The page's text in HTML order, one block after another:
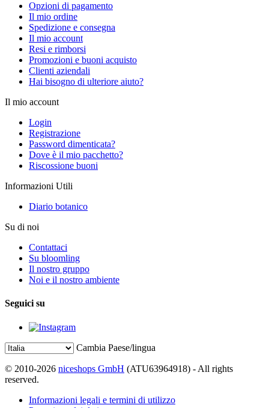
Opzioni di pagamento
Il mio ordine
Spedizione e consegna
Il mio account
Resi e rimborsi
Promozioni e buoni acquisto
Clienti aziendali
Hai bisogno di ulteriore aiuto?
Il mio account
Login
Registrazione
Password dimenticata?
Dove è il mio pacchetto?
Riscossione buoni
Informazioni Utili
Diario botanico
Su di noi
Contattaci
Su bloomling
Il nostro gruppo
Noi e il nostro ambiente
Seguici su
Cambia Paese/lingua
© 2010-2026 niceshops GmbH (ATU63964918) - All rights
reserved.
Informazioni legali e termini di utilizzo